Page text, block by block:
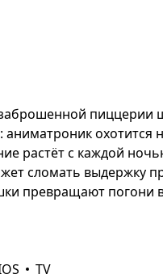
пиццерии
охотится
растёт с каждой
сломать выдержку
превращают погони
и заманивание в
меньше номер, тем
TV